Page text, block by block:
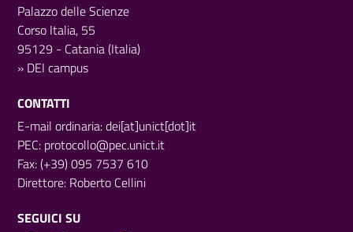
Palazzo delle Scienze
Corso Italia, 55
95129 - Catania (Italia)
» DEI campus
CONTATTI
E-mail ordinaria: dei[at]unict[dot]it
PEC: protocollo@pec.unict.it
Fax: (+39) 095 7537 610
Direttore: Roberto Cellini
SEGUICI SU